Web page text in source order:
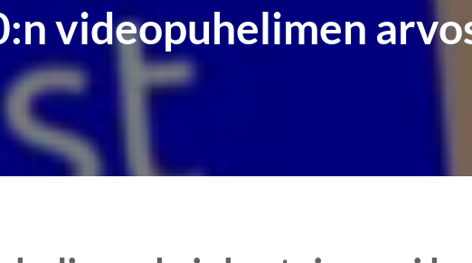
videopuhelimen